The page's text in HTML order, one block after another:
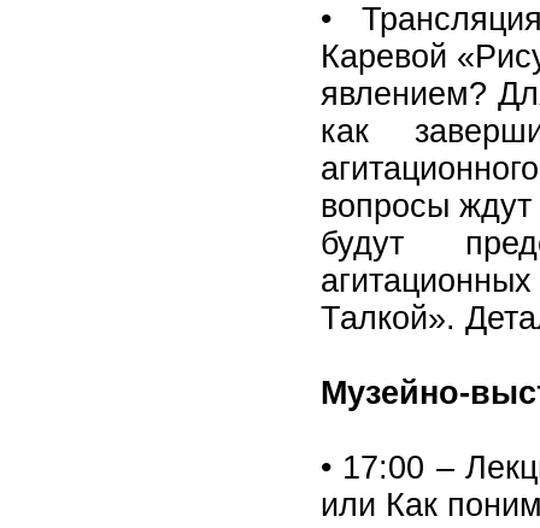
•
Каревой
явлением?
как
вопросы ждут
будут
Талкой».
Музейно-
• 17:00 –
или Как